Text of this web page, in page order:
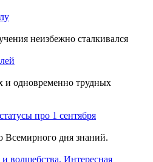
неизбежно сталкивался
одновременно трудных
про 1 сентября
Всемирного дня знаний.
волшебства. Интересная